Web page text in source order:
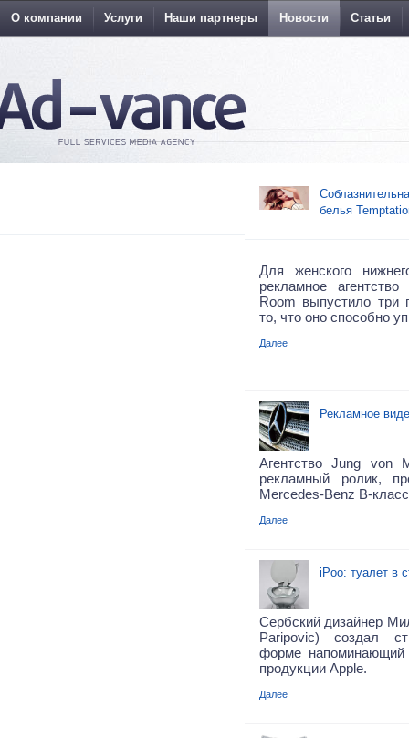
О компании Услуги Наши партнеры Новости Статьи
белья
Для женского
рекламное
Room выпустило три
то, что оно способно
Далее
Рекламное
Агентство Jung von
рекламный ролик,
Mercedes-Benz B-
Далее
iPoo: туалет в
Сербский дизайнер
Paripovic) создал
форме напоминающий
продукции Apple.
Далее